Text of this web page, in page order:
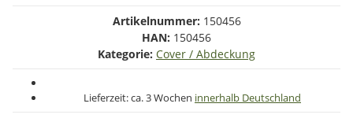
Artikelnummer: 150456
HAN: 150456
Kategorie: Cover / Abdeckung
Lieferzeit:ca. 3 Wochen innerhalb Deutschland